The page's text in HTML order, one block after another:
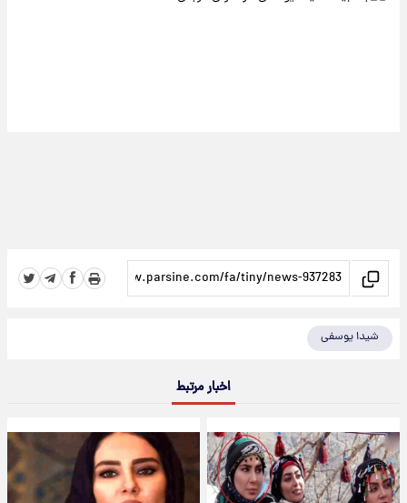
شیدا یوسفی
اخبار مرتبط